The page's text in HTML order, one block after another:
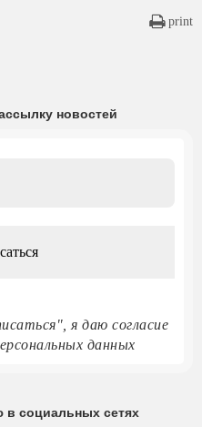
print
новостей
я даю согласие
данных
в социальных сетях